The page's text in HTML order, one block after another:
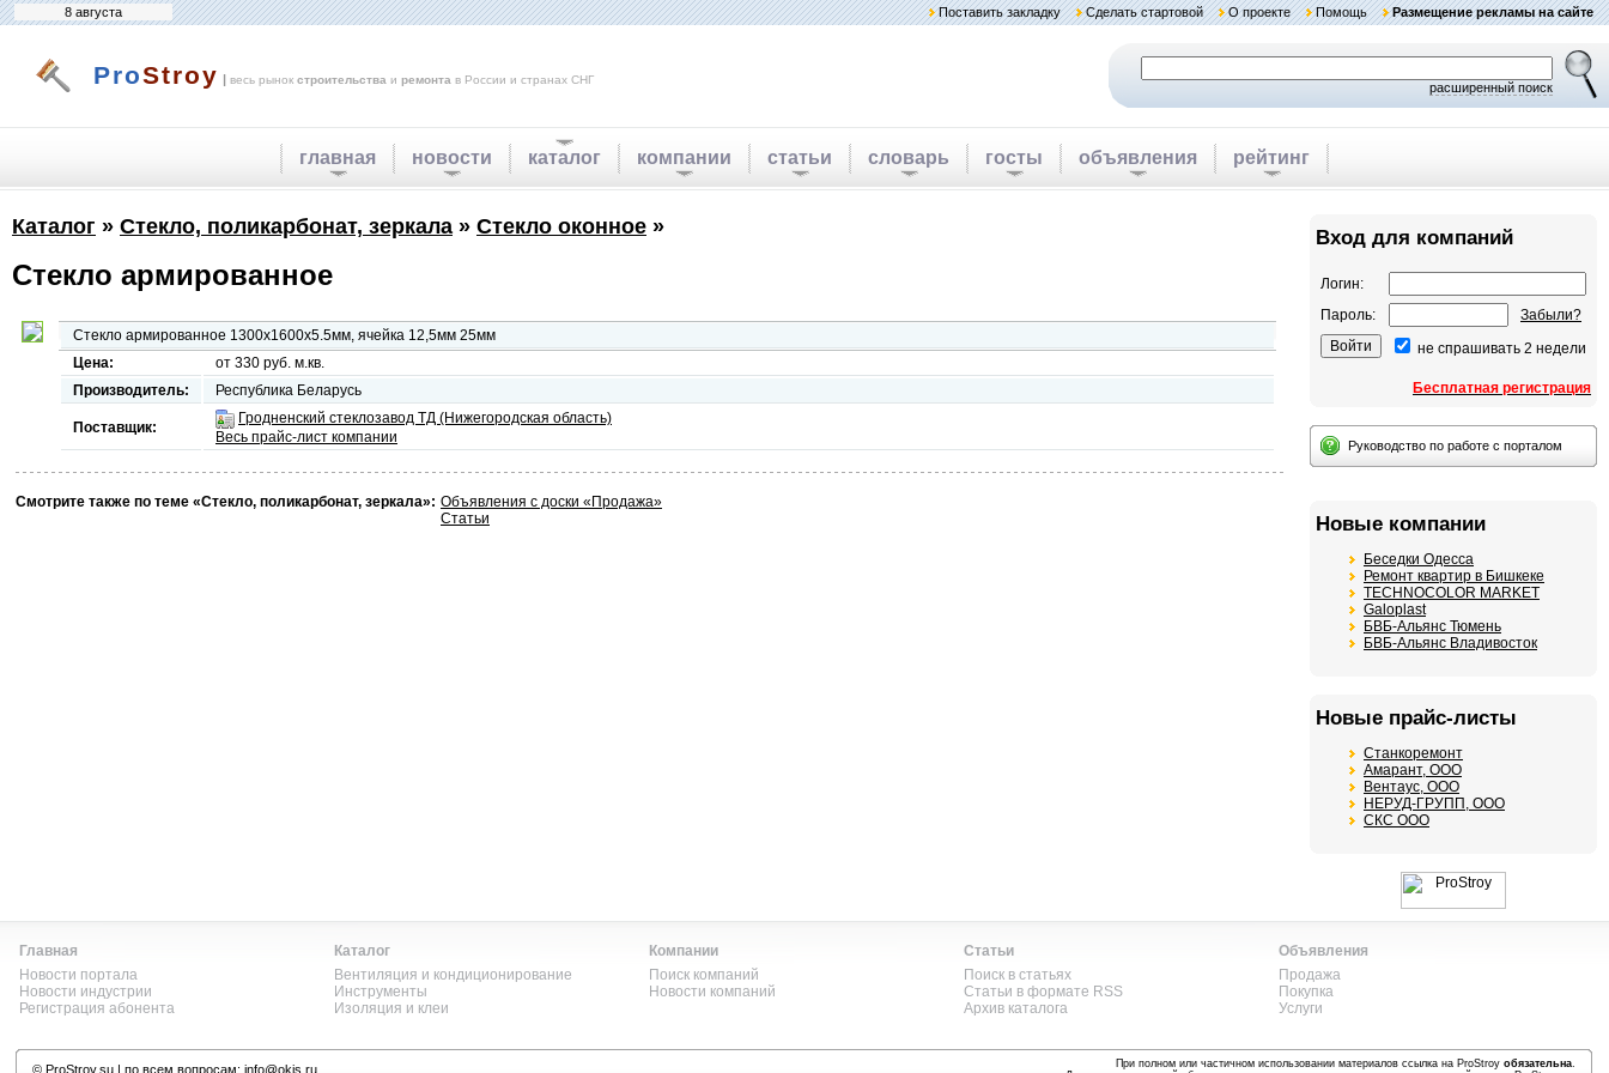
8 августа Поставить закладку Сделать стартовой О проекте Помощь Размещение рекламы на сайте
ProStroy | весь рынок строительства и ремонта в России и странах СНГ
расширенный поиск
главная новости каталог компании статьи словарь госты объявления рейтинг
Каталог » Стекло, поликарбонат, зеркала » Стекло оконное »
Стекло армированное
Стекло армированное 1300х1600х5.5мм, ячейка 12,5мм 25мм
Цена:
от 330 руб. м.кв.
Производитель:
Республика Беларусь
Поставщик:
Гродненский стеклозавод ТД (Нижегородская область)
Весь прайс-лист компании
Смотрите также по теме «Стекло, поликарбонат, зеркала»: Объявления с доски «Продажа»
Статьи
Вход для компаний
Логин:
Пароль:
Забыли?
не спрашивать 2 недели
Бесплатная регистрация
Руководство по работе с порталом
Новые компании
Беседки Одесса
Ремонт квартир в Бишкеке
TECHNOCOLOR MARKET
Galoplast
БВБ-Альянс Тюмень
БВБ-Альянс Владивосток
Новые прайс-листы
Станкоремонт
Амарант, ООО
Вентаус, ООО
НЕРУД-ГРУПП, ООО
СКС ООО
Главная
Новости портала
Новости индустрии
Регистрация абонента
Каталог
Вентиляция и кондиционирование
Инструменты
Изоляция и клеи
Компании
Поиск компаний
Новости компаний
Статьи
Поиск в статьях
Статьи в формате RSS
Архив каталога
Объявления
Продажа
Покупка
Услуги
©ProStroy.su | по всем вопросам:info@okis.ru При полном или частичном использовании материалов ссылка на ProStroyобязательна.